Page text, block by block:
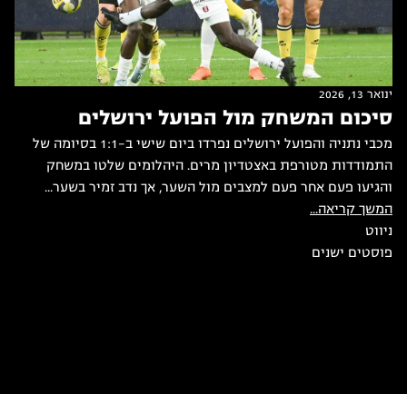
ינואר 13, 2026
סיכום המשחק מול הפועל ירושלים
מכבי נתניה והפועל ירושלים נפרדו ביום שישי ב-1:1 בסיומה של
התמודדות מטורפת באצטדיון מרים. היהלומים שלטו במשחק
והגיעו פעם אחר פעם למצבים מול השער, אך נדב זמיר בשער...
המשך קריאה...
ניווט
פוסטים ישנים